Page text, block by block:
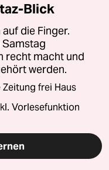
Blick
die Finger.
Samstag
recht macht und
werden.
frei Haus
Vorlesefunktion